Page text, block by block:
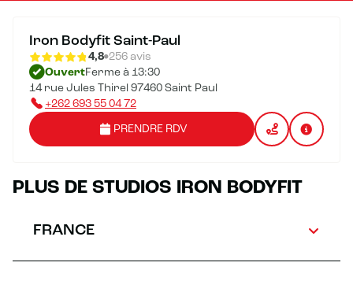
Iron Bodyfit Saint-Paul
4,8 256 avis
OuvertFerme à 13:30
14 rue Jules Thirel 97460 Saint Paul
+262 693 55 04 72
PRENDRE RDV
PLUS DE STUDIOS IRON BODYFIT
FRANCE